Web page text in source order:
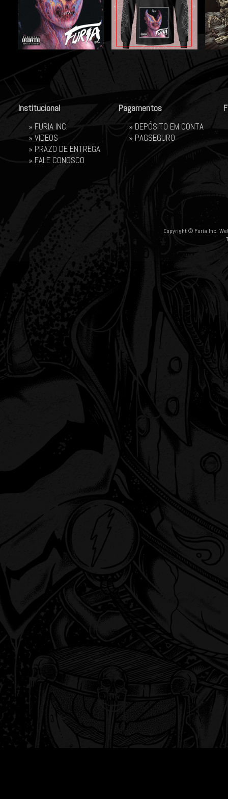
Institucional
» FURIA INC.
» VIDEOS
» PRAZO DE ENTREGA
» FALE CONOSCO
Pagamentos
» DEPÓSITO EM CONTA
» PAGSEGURO
Copyright © Furia Inc.